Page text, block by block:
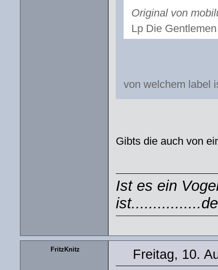
Original von
Lp Die
von welchem label
Gibts die auch von
Ist es ein
FritzKnitz Freitag, 10.